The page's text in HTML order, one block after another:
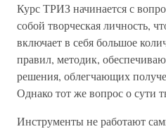
Курс ТРИЗ начинается с
собой творческая личность,
включает в себя большое
правил, методик,
решения, облегчающих
Однако тот же вопрос о сути
Инструменты не работают